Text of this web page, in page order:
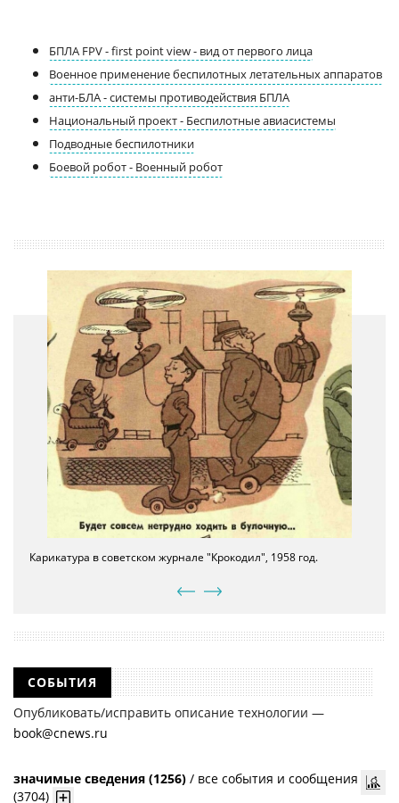
БПЛА FPV - first point view - вид от первого лица
Военное применение беспилотных летательных аппаратов
анти-БЛА - системы противодействия БПЛА
Национальный проект - Беспилотные авиасистемы
Подводные беспилотники
Боевой робот - Военный робот
Карикатура в советском журнале "Крокодил", 1958 год.
СОБЫТИЯ
Опубликовать/исправить описание технологии —
book@cnews.ru
значимые сведения (1256) / все события и сообщения
(3704)